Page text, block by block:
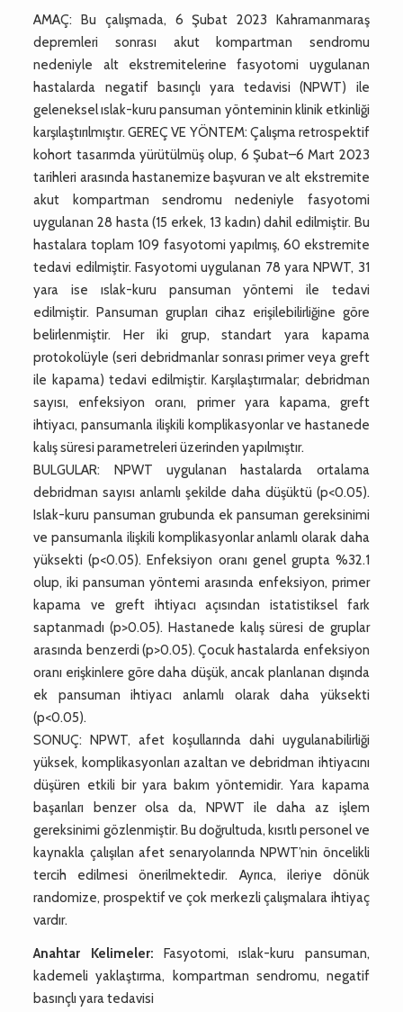
AMAÇ: Bu çalışmada, 6 Şubat 2023 Kahramanmaraş
depremleri sonrası akut kompartman sendromu
nedeniyle alt ekstremitelerine fasyotomi uygulanan
hastalarda negatif basınçlı yara tedavisi (NPWT) ile
geleneksel ıslak-kuru pansuman yönteminin klinik etkinliği
karşılaştırılmıştır. GEREÇ VE YÖNTEM: Çalışma retrospektif
kohort tasarımda yürütülmüş olup, 6 Şubat–6 Mart 2023
tarihleri arasında hastanemize başvuran ve alt ekstremite
akut kompartman sendromu nedeniyle fasyotomi
uygulanan 28 hasta (15 erkek, 13 kadın) dahil edilmiştir. Bu
hastalara toplam 109 fasyotomi yapılmış, 60 ekstremite
tedavi edilmiştir. Fasyotomi uygulanan 78 yara NPWT, 31
yara ise ıslak-kuru pansuman yöntemi ile tedavi
edilmiştir. Pansuman grupları cihaz erişilebilirliğine göre
belirlenmiştir. Her iki grup, standart yara kapama
protokolüyle (seri debridmanlar sonrası primer veya greft
ile kapama) tedavi edilmiştir. Karşılaştırmalar; debridman
sayısı, enfeksiyon oranı, primer yara kapama, greft
ihtiyacı, pansumanla ilişkili komplikasyonlar ve hastanede
kalış süresi parametreleri üzerinden yapılmıştır.
BULGULAR: NPWT uygulanan hastalarda ortalama
debridman sayısı anlamlı şekilde daha düşüktü (p<0.05).
Islak-kuru pansuman grubunda ek pansuman gereksinimi
ve pansumanla ilişkili komplikasyonlar anlamlı olarak daha
yüksekti (p<0.05). Enfeksiyon oranı genel grupta %32.1
olup, iki pansuman yöntemi arasında enfeksiyon, primer
kapama ve greft ihtiyacı açısından istatistiksel fark
saptanmadı (p>0.05). Hastanede kalış süresi de gruplar
arasında benzerdi (p>0.05). Çocuk hastalarda enfeksiyon
oranı erişkinlere göre daha düşük, ancak planlanan dışında
ek pansuman ihtiyacı anlamlı olarak daha yüksekti
(p<0.05).
SONUÇ: NPWT, afet koşullarında dahi uygulanabilirliği
yüksek, komplikasyonları azaltan ve debridman ihtiyacını
düşüren etkili bir yara bakım yöntemidir. Yara kapama
başarıları benzer olsa da, NPWT ile daha az işlem
gereksinimi gözlenmiştir. Bu doğrultuda, kısıtlı personel ve
kaynakla çalışılan afet senaryolarında NPWT’nin öncelikli
tercih edilmesi önerilmektedir. Ayrıca, ileriye dönük
randomize, prospektif ve çok merkezli çalışmalara ihtiyaç
vardır.
Anahtar Kelimeler: Fasyotomi, ıslak-kuru pansuman,
kademeli yaklaştırma, kompartman sendromu, negatif
basınçlı yara tedavisi